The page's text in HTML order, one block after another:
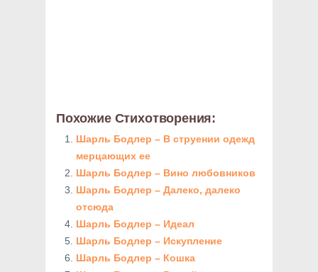
Похожие Стихотворения:
Шарль Бодлер – В струении одежд
мерцающих ее
Шарль Бодлер – Вино любовников
Шарль Бодлер – Далеко, далеко
отсюда
Шарль Бодлер – Идеал
Шарль Бодлер – Искупление
Шарль Бодлер – Кошка